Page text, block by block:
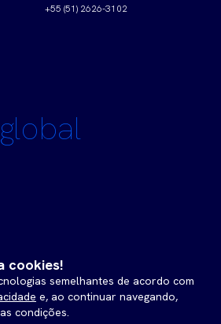
+55 (51) 2626-3102
y consultorías estratégicas en
cookies!
semelhantes de acordo com
e, ao continuar navegando,
condições.